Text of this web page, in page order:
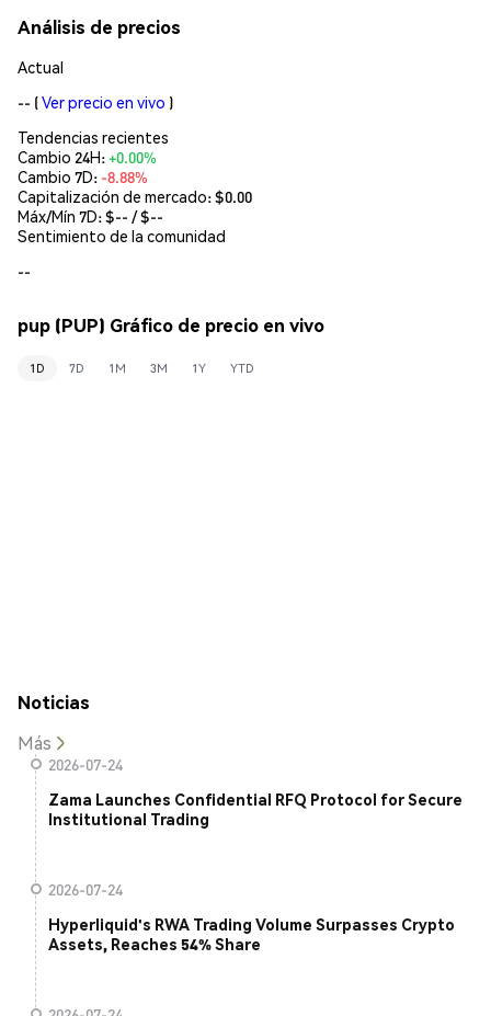
Análisis de precios
Actual
-- (Ver precio en vivo )
Tendencias recientes
Cambio 24H:+0.00%
Cambio 7D: -8.88%
Capitalización de mercado:$0.00
Máx/Mín 7D: $-- / $--
Sentimiento de la comunidad
--
pup (PUP) Gráfico de precio en vivo
1D 7D 1M 3M 1Y YTD
Noticias
Más
2026-07-24
Zama Launches Confidential RFQ Protocol for Secure
Institutional Trading
2026-07-24
Hyperliquid's RWA Trading Volume Surpasses Crypto
Assets, Reaches 54% Share